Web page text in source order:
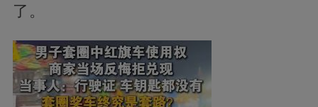
了。